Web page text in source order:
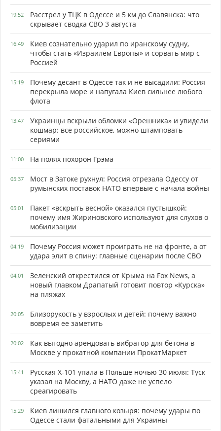
19:52
Расстрел у ТЦК в Одессе и 5 км до Славянска: что
скрывает сводка СВО 3 августа
16:49
Киев сознательно ударил по иранскому судну,
чтобы стать «Израилем Европы» и сорвать мир с
Россией
15:19
Почему десант в Одессе так и не высадили: Россия
перекрыла море и напугала Киев сильнее любого
флота
13:47
Украинцы вскрыли обломки «Орешника» и увидели
кошмар: всё российское, можно штамповать
сериями
11:00 На полях похорон Грэма
05:37
Мост в Затоке рухнул: Россия отрезала Одессу от
румынских поставок НАТО впервые с начала войны
05:01
Пакет «вскрыть весной» оказался пустышкой:
почему имя Жириновского используют для слухов о
мобилизации
04:19
Почему Россия может проиграть не на фронте, а от
удара элит в спину: главные сценарии после СВО
04:01
Зеленский открестился от Крыма на Fox News, а
новый главком Драпатый готовит повтор «Курска»
на пляжах
20:05
Близорукость у взрослых и детей: почему важно
вовремя ее заметить
20:02
Как выгодно арендовать вибратор для бетона в
Москве у прокатной компании ПрокатМаркет
15:41
Русская Х-101 упала в Польше ночью 30 июля: Туск
указал на Москву, а НАТО даже не успело
среагировать
15:29
Киев лишился главного козыря: почему удары по
Одессе стали фатальными для Украины